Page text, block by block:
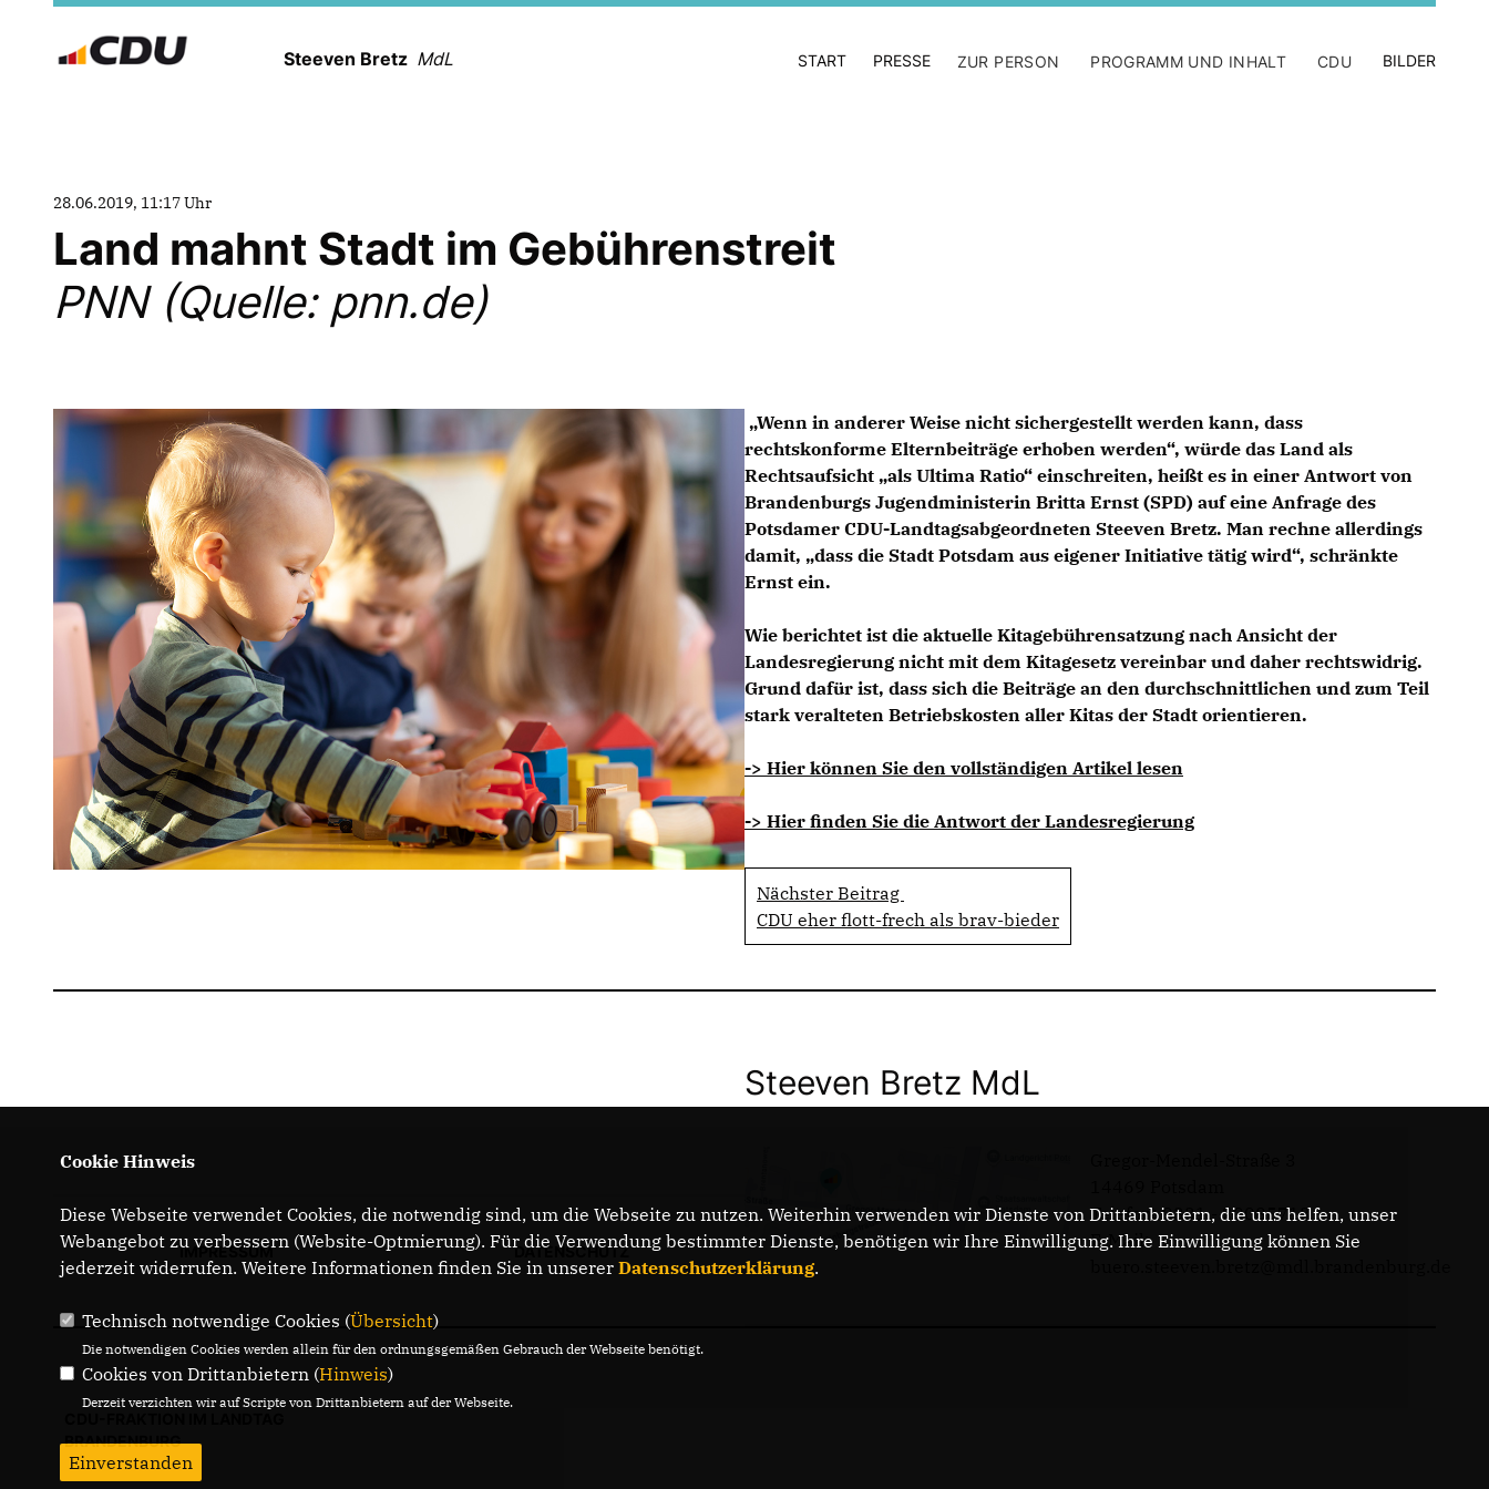
Steeven Bretz MdL START PRESSE ZUR PERSON PROGRAMM UND INHALT CDU BILDER
28.06.2019, 11:17 Uhr
Land mahnt Stadt im Gebührenstreit
PNN (Quelle: pnn.de)
Wenn in anderer Weise nicht sichergestellt werden kann, dass
rechtskonforme Elternbeiträge erhoben werden“, würde das Land als
Rechtsaufsicht „als Ultima Ratio“ einschreiten, heißt es in einer Antwort von
Brandenburgs Jugendministerin Britta Ernst (SPD) auf eine Anfrage des
Potsdamer CDU-Landtagsabgeordneten Steeven Bretz. Man rechne allerdings
damit, „dass die Stadt Potsdam aus eigener Initiative tätig wird“, schränkte
Ernst ein.
Wie berichtet ist die aktuelle Kitagebührensatzung nach Ansicht der
Landesregierung nicht mit dem Kitagesetz vereinbar und daher rechtswidrig.
Grund dafür ist, dass sich die Beiträge an den durchschnittlichen und zum Teil
stark veralteten Betriebskosten aller Kitas der Stadt orientieren.
-> Hier können Sie den vollständigen Artikel lesen
-> Hier finden Sie die Antwort der Landesregierung
Nächster Beitrag
CDU eher flott-frech als brav-bieder
IMPRESSUM DATENSCHUTZ
Steeven Bretz MdL
Telefon: 0331 - 20085713
E-Mail:
BRANDENBURG
Cookie Hinweis
Diese Webseite verwendet Cookies, die notwendig sind, um die Webseite zu nutzen. Weiterhin verwenden wir Dienste von Drittanbietern, die uns helfen, unser
Webangebot zu verbessern (Website-Optmierung). Für die Verwendung bestimmter Dienste, benötigen wir Ihre Einwilligung. Ihre Einwilligung können Sie
jederzeit widerrufen. Weitere Informationen finden Sie in unserer Datenschutzerklärung.
Technisch notwendige Cookies (Übersicht)
Die notwendigen Cookies werden allein für den ordnungsgemäßen Gebrauch der Webseite benötigt.
Cookies von Drittanbietern (Hinweis)
Derzeit verzichten wir auf Scripte von Drittanbietern auf der Webseite.
Einverstanden